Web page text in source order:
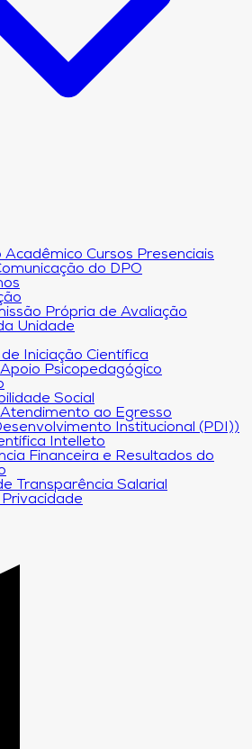
Acadêmico Cursos Presenciais
do DPO
Própria de Avaliação
Unidade
Iniciação Científica
Psicopedagógico
Social
ao Egresso
Institucional (PDI))
Intelleto
Financeira e Resultados do
Transparência Salarial
Privacidade